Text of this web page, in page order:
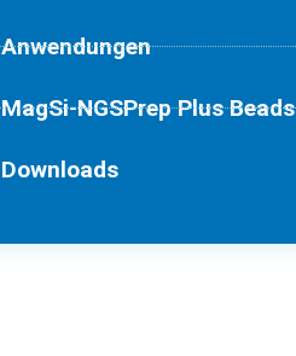
Anwendungen
MagSi-NGSPrep Plus Beads
Downloads